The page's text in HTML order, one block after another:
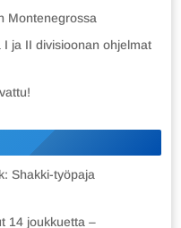
Montenegrossa
ja II divisioonan ohjelmat
Shakki-työpaja
14 joukkuetta –